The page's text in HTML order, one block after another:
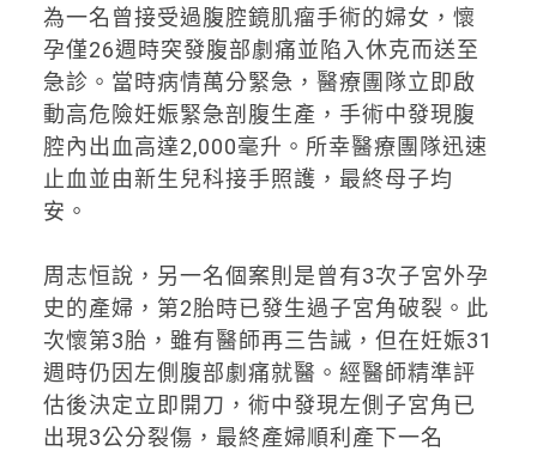
為一名曾接受過腹腔鏡肌瘤手術的婦女，懷
孕僅26週時突發腹部劇痛並陷入休克而送至
急診。當時病情萬分緊急，醫療團隊立即啟
動高危險妊娠緊急剖腹生產，手術中發現腹
腔內出血高達2,000毫升。所幸醫療團隊迅速
止血並由新生兒科接手照護，最終母子均
安。
周志恒說，另一名個案則是曾有3次子宮外孕
史的產婦，第2胎時已發生過子宮角破裂。此
次懷第3胎，雖有醫師再三告誡，但在妊娠31
週時仍因左側腹部劇痛就醫。經醫師精準評
估後決定立即開刀，術中發現左側子宮角已
出現3公分裂傷，最終產婦順利產下一名